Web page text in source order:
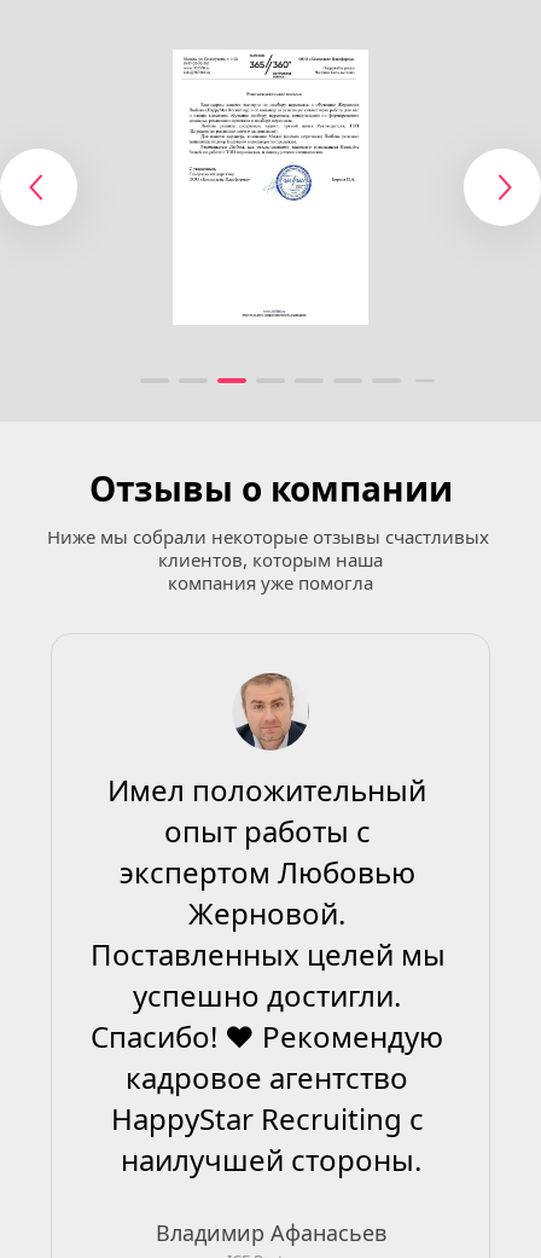
Отзывы о компании
Ниже мы собрали некоторые отзывы счастливых
клиентов, которым наша
компания уже помогла
Имел положительный
опыт работы с
экспертом Любовью
Жерновой.
Поставленных целей мы
успешно достигли.
Спасибо! ❤ Рекомендую
кадровое агентство
HappyStar Recruiting с
наилучшей стороны.
Владимир Афанасьев